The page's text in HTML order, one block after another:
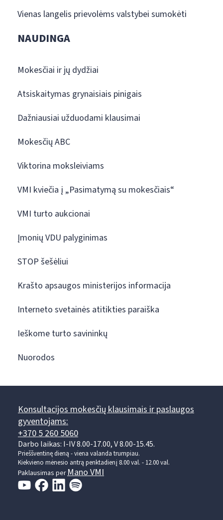
Vienas langelis prievolėms valstybei sumokėti
NAUDINGA
Mokesčiai ir jų dydžiai
Atsiskaitymas grynaisiais pinigais
Dažniausiai užduodami klausimai
Mokesčių ABC
Viktorina moksleiviams
VMI kviečia į „Pasimatymą su mokesčiais“
VMI turto aukcionai
Įmonių VDU palyginimas
STOP šešėliui
Krašto apsaugos ministerijos informacija
Interneto svetainės atitikties paraiška
Ieškome turto savininkų
Nuorodos
Konsultacijos mokesčių klausimais ir paslaugos
gyventojams:
+370 5 260 5060
Darbo laikas: I-IV 8.00-17.00, V 8.00-15.45.
Prieššventinę dieną - viena valanda trumpiau.
Kiekvieno mėnesio antrą penktadienį 8.00 val. - 12.00 val.
Paklausimas perMano VMI